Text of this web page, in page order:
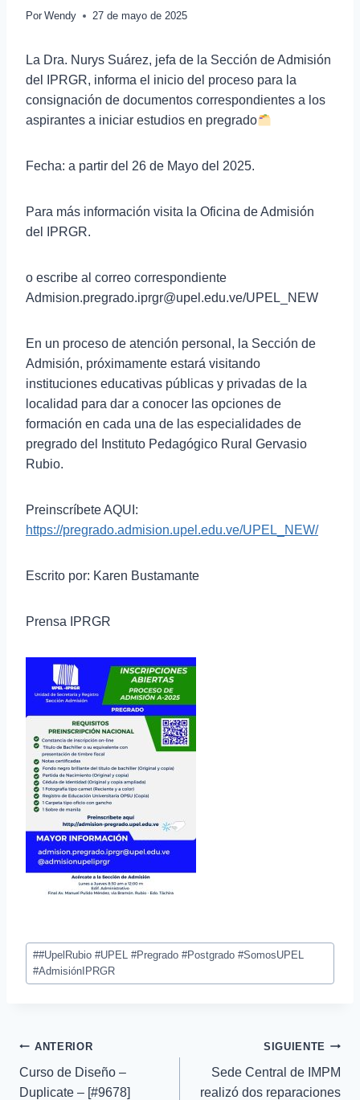
Por Wendy 27 de mayo de 2025
La Dra. Nurys Suárez, jefa de la Sección de Admisión
del IPRGR, informa el inicio del proceso para la
consignación de documentos correspondientes a los
aspirantes a iniciar estudios en pregrado
Fecha: a partir del 26 de Mayo del 2025.
Para más información visita la Oficina de Admisión
del IPRGR.
o escribe al correo correspondiente
Admision.pregrado.iprgr@upel.edu.ve/UPEL_NEW
En un proceso de atención personal, la Sección de
Admisión, próximamente estará visitando
instituciones educativas públicas y privadas de la
localidad para dar a conocer las opciones de
formación en cada una de las especialidades de
pregrado del Instituto Pedagógico Rural Gervasio
Rubio.
Preinscríbete AQUI:
https://pregrado.admision.upel.edu.ve/UPEL_NEW/
Escrito por: Karen Bustamante
Prensa IPRGR
##UpelRubio #UPEL #Pregrado #Postgrado #SomosUPEL
#AdmisiónIPRGR
ANTERIOR
Curso de Diseño –
Duplicate – [#9678]
SIGUIENTE
Sede Central de IMPM
realizó dos reparaciones